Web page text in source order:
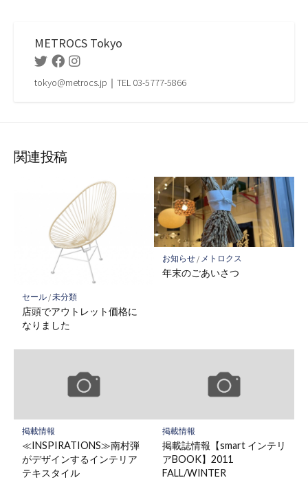
METROCS Tokyo
TwitterFacebookInstagram
tokyo@metrocs.jp｜TEL 03-5777-5866
関連投稿
セール/未分類
店頭でアウトレット価格に
なりました
お知らせ/ メトロクス
年末のごあいさつ
掲載情報
≪INSPIRATIONS≫南村弾
がデザインするインテリア
テキスタイル
掲載情報
掲載誌情報【smart インテリ
アBOOK】2011
FALL/WINTER